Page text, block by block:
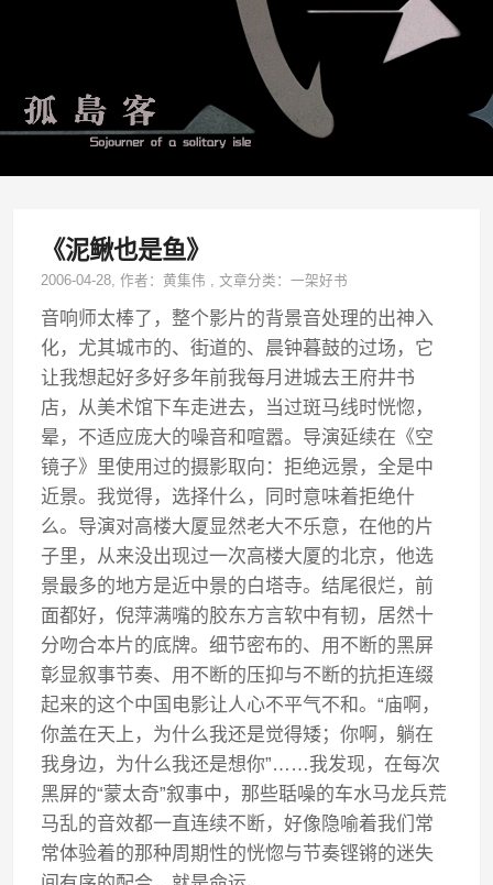
《泥鳅也是鱼》
2006-04-28, 作者：黄集伟 ,文章分类：一架好书
音响师太棒了，整个影片的背景音处理的出神入
化，尤其城市的、街道的、晨钟暮鼓的过场，它
让我想起好多好多年前我每月进城去王府井书
店，从美术馆下车走进去，当过斑马线时恍惚，
晕，不适应庞大的噪音和喧嚣。导演延续在《空
镜子》里使用过的摄影取向：拒绝远景，全是中
近景。我觉得，选择什么，同时意味着拒绝什
么。导演对高楼大厦显然老大不乐意，在他的片
子里，从来没出现过一次高楼大厦的北京，他选
景最多的地方是近中景的白塔寺。结尾很烂，前
面都好，倪萍满嘴的胶东方言软中有韧，居然十
分吻合本片的底牌。细节密布的、用不断的黑屏
彰显叙事节奏、用不断的压抑与不断的抗拒连缀
起来的这个中国电影让人心不平气不和。“庙啊，
你盖在天上，为什么我还是觉得矮；你啊，躺在
我身边，为什么我还是想你”……我发现，在每次
黑屏的“蒙太奇”叙事中，那些聒噪的车水马龙兵荒
马乱的音效都一直连续不断，好像隐喻着我们常
常体验着的那种周期性的恍惚与节奏铿锵的迷失